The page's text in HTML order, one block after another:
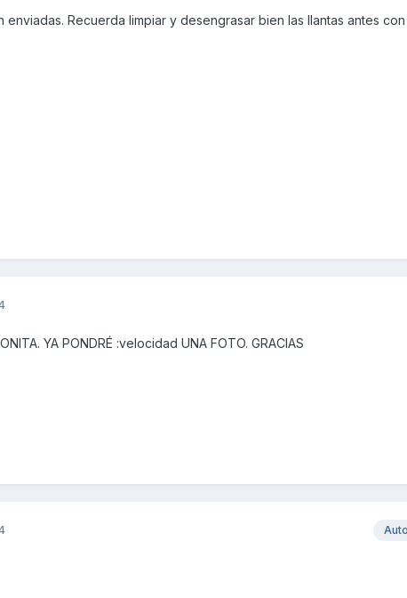
enviadas. Recuerda limpiar y desengrasar bien las llantas antes
YA PONDRÉ :velocidad UNA FOTO. GRACIAS